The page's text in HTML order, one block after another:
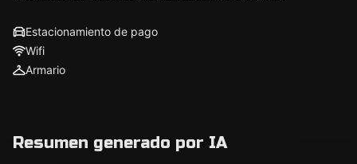
Estacionamiento de pago
Wifi
Armario
Resumen generado por IA